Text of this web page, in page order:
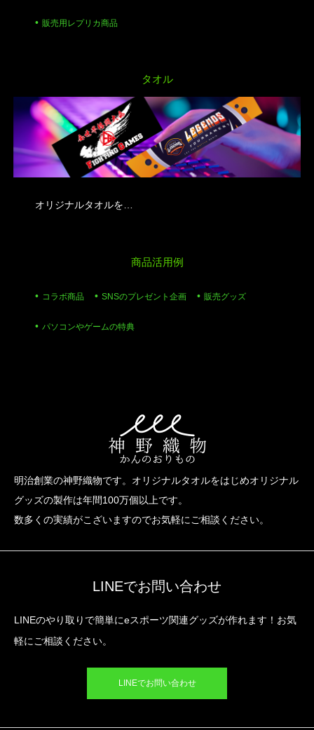
販売用レプリカ商品
タオル
オリジナルタオルを…
商品活用例
コラボ商品 SNSのプレゼント企画 販売グッズ
パソコンやゲームの特典
明治創業の神野織物です。オリジナルタオルをはじめオリジナル
グッズの製作は年間100万個以上です。
数多くの実績がこざいますのでお気軽にご相談ください。
LINEでお問い合わせ
LINEのやり取りで簡単にeスポーツ関連グッズが作れます！お気
軽にご相談ください。
LINEでお問い合わせ